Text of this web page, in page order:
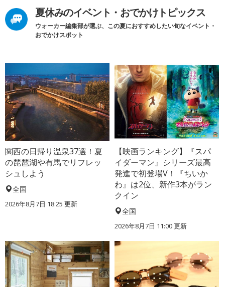
夏休みのイベント・おでかけトピックス
ウォーカー編集部が選ぶ、この夏におすすめしたい旬なイベント・
おでかけスポット
関西の日帰り温泉37選！夏
の琵琶湖や有馬でリフレッ
シュしよう
全国
2026年8月7日 18:25 更新
【映画ランキング】『スパ
イダーマン』シリーズ最高
発進で初登場V！『ちいか
わ』は2位、新作3本がラン
クイン
全国
2026年8月7日 11:00更新